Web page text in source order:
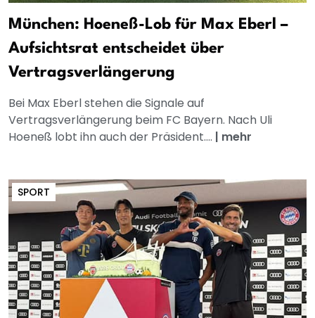
München: Hoeneß-Lob für Max Eberl –
Aufsichtsrat entscheidet über
Vertragsverlängerung
Bei Max Eberl stehen die Signale auf
Vertragsverlängerung beim FC Bayern. Nach Uli
Hoeneß lobt ihn auch der Präsident.... | mehr
SPORT